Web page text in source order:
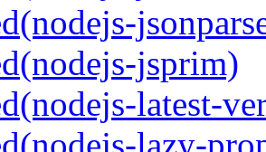
jsprim)
latest-